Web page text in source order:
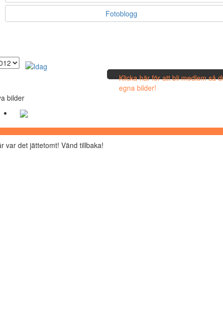
Fotoblogg
Klicka här för att bli medlem så
egna bilder!
bilder
var det jättetomt! Vänd tillbaka!